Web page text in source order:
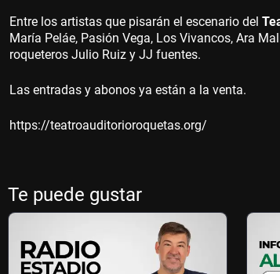
Entre los artistas que pisarán el escenario del
María Peláe, Pasión Vega, Los Vivancos, Ara
roqueteros Julio Ruiz y JJ fuentes.
Las entradas y abonos ya están a la venta.
https://teatroauditorioroquetas.org/
Te puede gustar